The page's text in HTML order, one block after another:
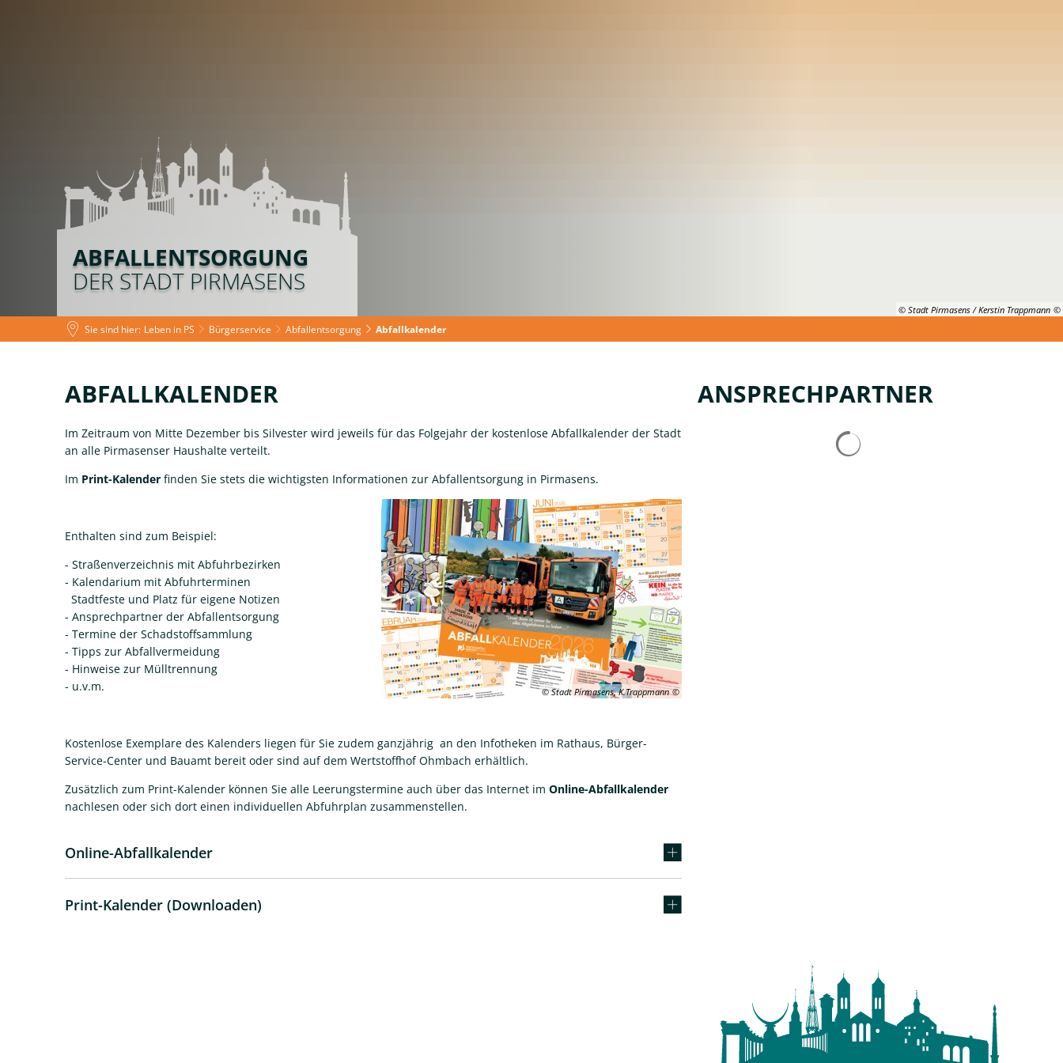
© Stadt Pirmasens / Kerstin Trappmann
ABFALLENTSORGUNG
DER STADT PIRMASENS
Sie sind hier: Leben in PS Bürgerservice Abfallentsorgung Abfallkalender
Abfallkalender
ABFALLKALENDER
Im Zeitraum von Mitte Dezember bis Silvester wird jeweils für das Folgejahr der kostenlose Abfallkalender der Stadt
an alle Pirmasenser Haushalte verteilt.
Im Print-Kalender finden Sie stets die wichtigsten Informationen zur Abfallentsorgung in Pirmasens.
© Stadt Pirmasens, K.Trappmann
Enthalten sind zum Beispiel:
- Straßenverzeichnis mit Abfuhrbezirken
- Kalendarium mit Abfuhrterminen
Stadtfeste und Platz für eigene Notizen
- Ansprechpartner der Abfallentsorgung
- Termine der Schadstoffsammlung
- Tipps zur Abfallvermeidung
- Hinweise zur Mülltrennung
- u.v.m.
Kostenlose Exemplare des Kalenders liegen für Sie zudem ganzjährig an den Infotheken im Rathaus, Bürger-
Service-Center und Bauamt bereit oder sind auf dem Wertstoffhof Ohmbach erhältlich.
Zusätzlich zum Print-Kalender können Sie alle Leerungstermine auch über das Internet im Online-Abfallkalender
nachlesen oder sich dort einen individuellen Abfuhrplan zusammenstellen.
Online-Abfallkalender
Print-Kalender (Downloaden)
ANSPRECHPARTNER